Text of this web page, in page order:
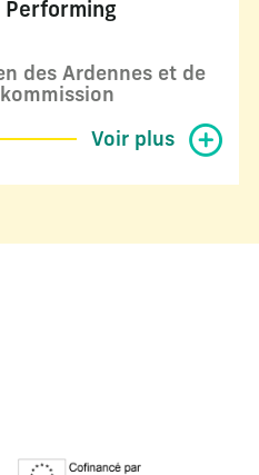
Performing
des Ardennes et de
Voir plus